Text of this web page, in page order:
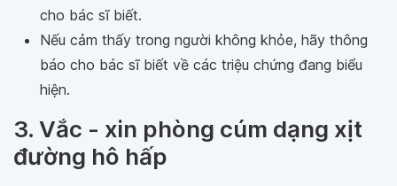
cho bác sĩ biết.
Nếu cảm thấy trong người không khỏe, hãy thông
báo cho bác sĩ biết về các triệu chứng đang biểu
hiện.
3. Vắc - xin phòng cúm dạng xịt
đường hô hấp